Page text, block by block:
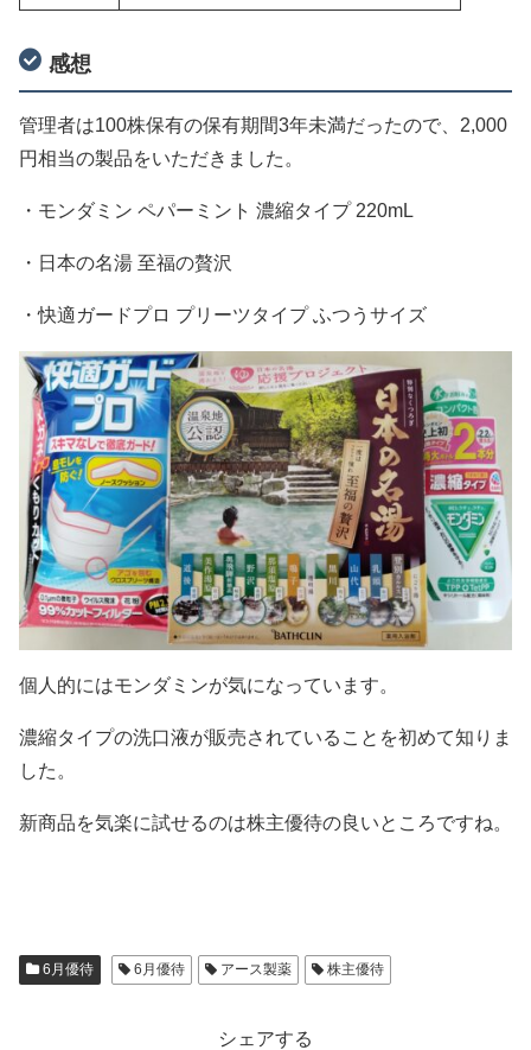
感想
管理者は100株保有の保有期間3年未満だったので、2,000
円相当の製品をいただきました。
・モンダミン ペパーミント 濃縮タイプ 220mL
・日本の名湯 至福の贅沢
・快適ガードプロ プリーツタイプ ふつうサイズ
個人的にはモンダミンが気になっています。
濃縮タイプの洗口液が販売されていることを初めて知りま
した。
新商品を気楽に試せるのは株主優待の良いところですね。
6月優待 6月優待 アース製薬 株主優待
シェアする